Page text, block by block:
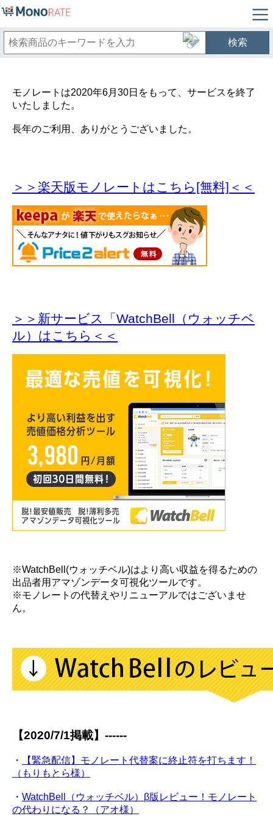
検索
モノレートは2020年6月30日をもって、サービスを終了
いたしました。
長年のご利用、ありがとうございました。
＞＞楽天版モノレートはこちら[無料]＜＜
＞＞新サービス「WatchBell（ウォッチベ
ル）はこちら＜＜
※WatchBell(ウォッチベル)はより高い収益を得るための
出品者用アマゾンデータ可視化ツールです。
※モノレートの代替えやリニューアルではございませ
ん。
【2020/7/1掲載】------
・
【緊急配信】モノレート代替案に終止符を打ちます！
（もりもとら様）
・ WatchBell（ウォッチベル）β版レビュー！モノレート
の代わりになる？（アオ様）